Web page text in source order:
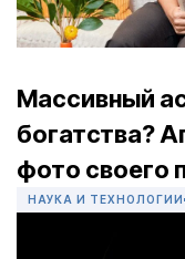
Массивный
богатства?
фото своего
НАУКА И ТЕХНОЛОГИИ